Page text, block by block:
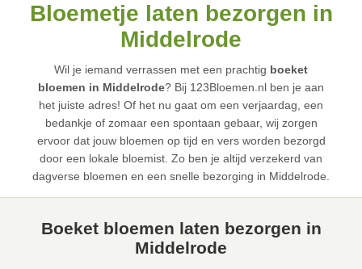
Bloemetje laten bezorgen in
Middelrode
Wil je iemand verrassen met een prachtig boeket
bloemen in Middelrode? Bij 123Bloemen.nl ben je aan
het juiste adres! Of het nu gaat om een verjaardag, een
bedankje of zomaar een spontaan gebaar, wij zorgen
ervoor dat jouw bloemen op tijd en vers worden bezorgd
door een lokale bloemist. Zo ben je altijd verzekerd van
dagverse bloemen en een snelle bezorging in Middelrode.
Boeket bloemen laten bezorgen in
Middelrode